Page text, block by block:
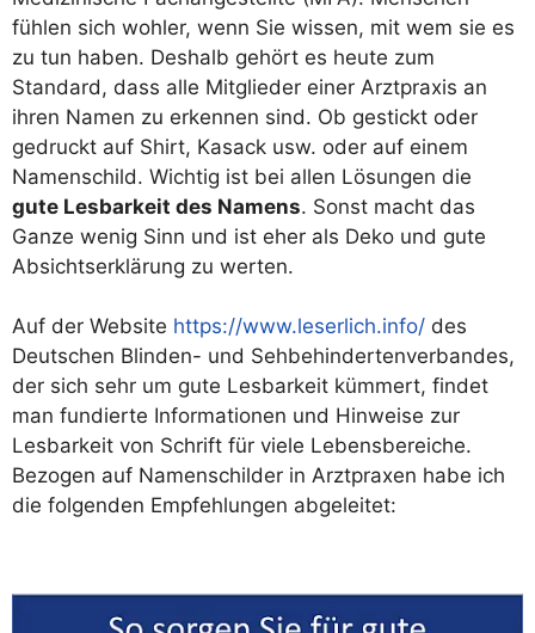
fühlen sich wohler, wenn Sie wissen, mit wem sie es
zu tun haben. Deshalb gehört es heute zum
Standard, dass alle Mitglieder einer Arztpraxis an
ihren Namen zu erkennen sind. Ob gestickt oder
gedruckt auf Shirt, Kasack usw. oder auf einem
Namenschild. Wichtig ist bei allen Lösungen die
gute Lesbarkeit des Namens. Sonst macht das
Ganze wenig Sinn und ist eher als Deko und gute
Absichtserklärung zu werten.
Auf der Website https://www.leserlich.info/ des
Deutschen Blinden- und Sehbehindertenverbandes,
der sich sehr um gute Lesbarkeit kümmert, findet
man fundierte Informationen und Hinweise zur
Lesbarkeit von Schrift für viele Lebensbereiche.
Bezogen auf Namenschilder in Arztpraxen habe ich
die folgenden Empfehlungen abgeleitet: